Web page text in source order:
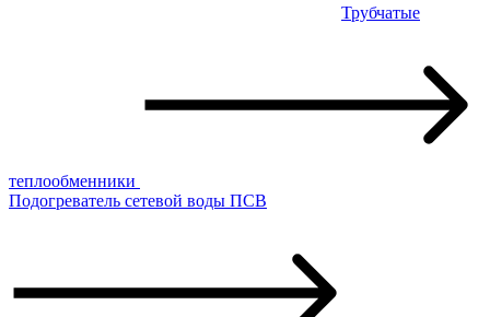
Трубчатые
теплообменники
Подогреватель сетевой воды ПСВ